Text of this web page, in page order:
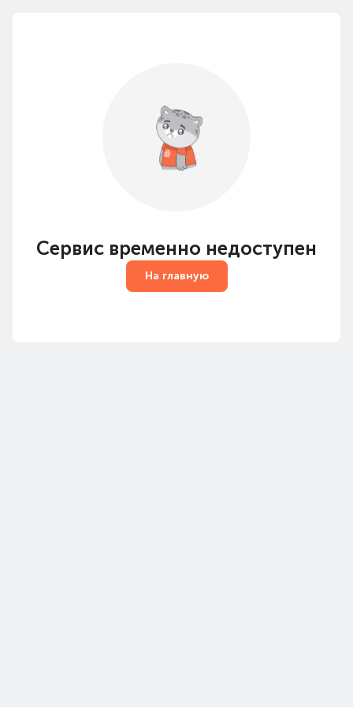
Сервис временно недоступен
На главную